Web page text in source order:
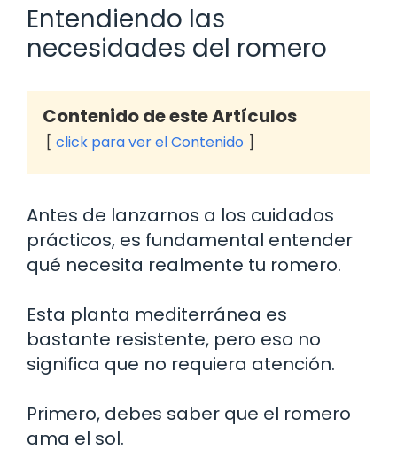
Entendiendo las
necesidades del romero
Contenido de este Artículos
click para ver el Contenido
Antes de lanzarnos a los cuidados
prácticos, es fundamental entender
qué necesita realmente tu romero.
Esta planta mediterránea es
bastante resistente, pero eso no
significa que no requiera atención.
Primero, debes saber que el romero
ama el sol.